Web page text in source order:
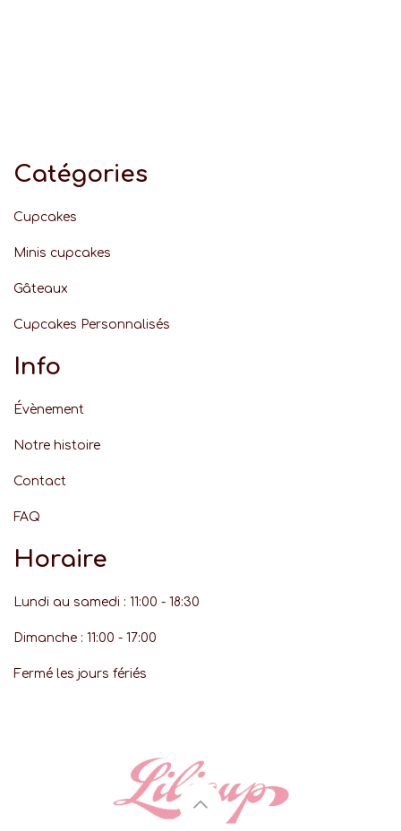
Catégories
Cupcakes
Minis cupcakes
Gâteaux
Cupcakes Personnalisés
Info
Évènement
Notre histoire
Contact
FAQ
Horaire
Lundi au samedi : 11:00 - 18:30
Dimanche : 11:00 - 17:00
Fermé les jours fériés